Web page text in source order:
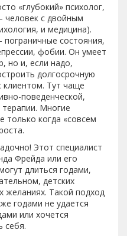
«глубокий» психолог,
человек с двойным
и медицина).
состояния,
фобии. Он умеет
но и, если надо,
долгосрочную
клиентом. Тут чаще
поведенческой,
терапии. Многие
только когда «совсем
Этот специалист
Фрейда или его
длиться годами,
детских
желаниях. Такой подход
годами не удается
или хочется
себя.